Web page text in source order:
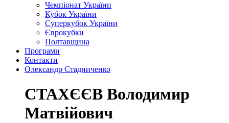
Чемпіонат України
Кубок України
Суперкубок України
Єврокубки
Полтавщина
Програми
Контакти
Олександр Стадниченко
СТАХЄЄВ Володимир
Матвійович